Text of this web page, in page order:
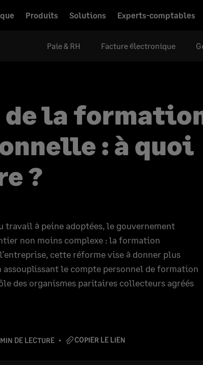
Produits Solutions Experts-comptables
Paie & RH Facture électronique
de la
: à quoi
?
travail à peine adoptées, le gouvernement
non moins complexe : la formation
cette réforme vise à donner plus
assouplissant le compte personnel de formation
des organismes paritaires collecteurs agréés
DE LECTURE COPIER LE LIEN